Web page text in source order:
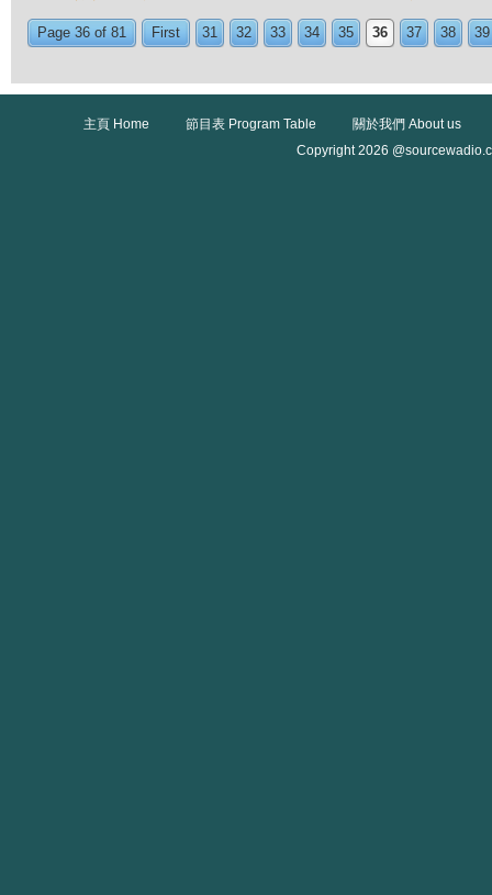
Page 36 of 81 First 31 32 33 34 35 36 37 38 39
主頁 Home 節目表 Program Table
關於我們 About us
Copyright 2026